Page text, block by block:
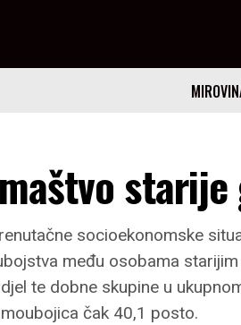
starije
socioekonomske
među osobama
te dobne skupine u
čak 40,1 posto.